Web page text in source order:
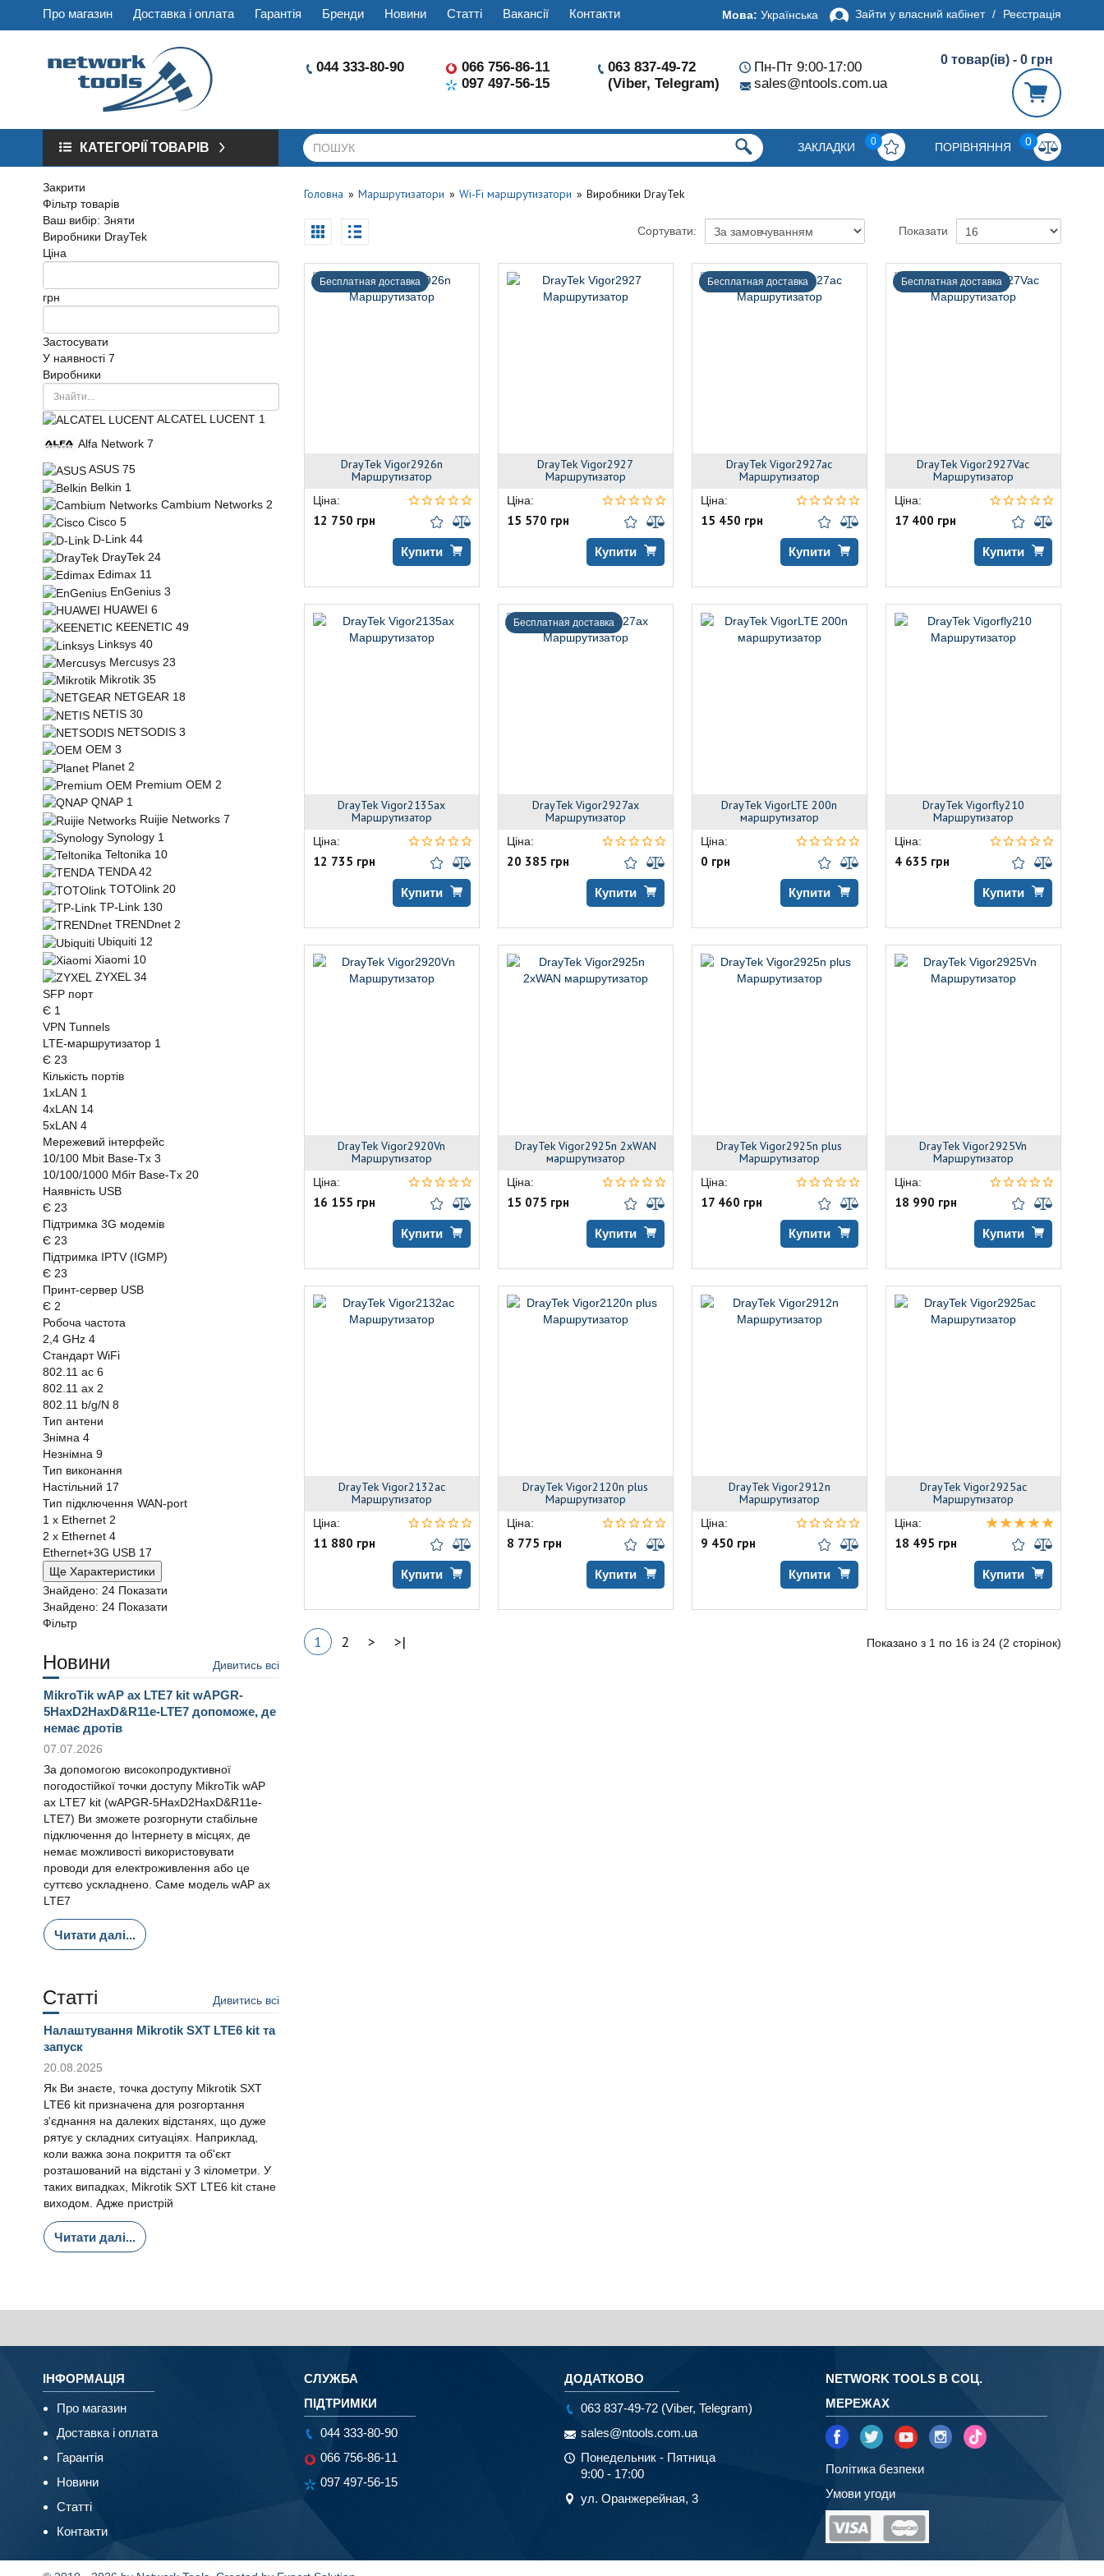
Про магазин Доставка і оплата Гарантія Бренди Новини Статті Вакансії Контакти Мова: Українська Зайти у власний кабінет / Реєстрація
044 333-80-90
066 756-86-11
097 497-56-15
063 837-49-72
(Viber, Telegram)
Пн-Пт 9:00-17:00
sales@ntools.com.ua
0 товар(ів) - 0 грн
КАТЕГОРІЇ ТОВАРІВ ЗАКЛАДКИ 0 ПОРІВНЯННЯ 0
Закрити
Фільтр товарів
Ваш вибір: Зняти
Виробники DrayTek
Ціна
грн
Застосувати
У наявності 7
Виробники
ALCATEL LUCENT 1
Alfa Network 7
ASUS 75
Belkin 1
Cambium Networks 2
Cisco 5
D-Link 44
DrayTek 24
Edimax 11
EnGenius 3
HUAWEI 6
KEENETIC 49
Linksys 40
Mercusys 23
Mikrotik 35
NETGEAR 18
NETIS 30
NETSODIS 3
OEM 3
Planet 2
Premium OEM 2
QNAP 1
Ruijie Networks 7
Synology 1
Teltonika 10
TENDA 42
TOTOlink 20
TP-Link 130
TRENDnet 2
Ubiquiti 12
Xiaomi 10
ZYXEL 34
SFP порт
Є 1
VPN Tunnels
LTE-маршрутизатор 1
Є 23
Кількість портів
1xLAN 1
4xLAN 14
5xLAN 4
Мережевий інтерфейс
10/100 Mbit Base-Tx 3
10/100/1000 Мбіт Base-Tx 20
Наявність USB
Є 23
Підтримка 3G модемів
Є 23
Підтримка IPTV (IGMP)
Є 23
Принт-сервер USB
Є 2
Робоча частота
2,4 GHz 4
Стандарт WiFi
802.11 ac 6
802.11 ax 2
802.11 b/g/N 8
Тип антени
Знімна 4
Незнімна 9
Тип виконання
Настільний 17
Тип підключення WAN-port
1 x Ethernet 2
2 x Ethernet 4
Ethernet+3G USB 17
Ще Характеристики
Знайдено: 24 Показати
Знайдено: 24 Показати
Фільтр
Новини Дивитись всі
MikroTik wAP ax LTE7 kit wAPGR-
5HaxD2HaxD&R11e-LTE7 допоможе, де
немає дротів
07.07.2026
За допомогою високопродуктивної
погодостійкої точки доступу MikroTik wAP
ax LTE7 kit (wAPGR-5HaxD2HaxD&R11e-
LTE7) Ви зможете розгорнути стабільне
підключення до Інтернету в місцях, де
немає можливості використовувати
проводи для електроживлення або це
суттєво ускладнено. Саме модель wAP ax
LTE7
Читати далі...
Статті Дивитись всі
Налаштування Mikrotik SXT LTE6 kit та
запуск
20.08.2025
Як Ви знаєте, точка доступу Mikrotik SXT
LTE6 kit призначена для розгортання
з'єднання на далеких відстанях, що дуже
рятує у складних ситуаціях. Наприклад,
коли важка зона покриття та об'єкт
розташований на відстані у 3 кілометри. У
таких випадках, Mikrotik SXT LTE6 kit стане
виходом. Адже пристрій
Читати далі...
Головна Маршрутизатори Wi-Fi маршрутизатори Виробники DrayTek
Сортувати: Показати
Бесплатная доставка
DrayTek Vigor2926n
Маршрутизатор
Ціна:
12 750 грн
Купити
DrayTek Vigor2927
Маршрутизатор
Ціна:
15 570 грн
Купити
Бесплатная доставка
DrayTek Vigor2927ac
Маршрутизатор
Ціна:
15 450 грн
Купити
Бесплатная доставка
DrayTek Vigor2927Vac
Маршрутизатор
Ціна:
17 400 грн
Купити
DrayTek Vigor2135ax
Маршрутизатор
Ціна:
12 735 грн
Купити
Бесплатная доставка
DrayTek Vigor2927ax
Маршрутизатор
Ціна:
20 385 грн
Купити
DrayTek VigorLTE 200n
маршрутизатор
Ціна:
0 грн
Купити
DrayTek Vigorfly210
Маршрутизатор
Ціна:
4 635 грн
Купити
DrayTek Vigor2920Vn
Маршрутизатор
Ціна:
16 155 грн
Купити
DrayTek Vigor2925n 2xWAN
маршрутизатор
Ціна:
15 075 грн
Купити
DrayTek Vigor2925n plus
Маршрутизатор
Ціна:
17 460 грн
Купити
DrayTek Vigor2925Vn
Маршрутизатор
Ціна:
18 990 грн
Купити
DrayTek Vigor2132ac
Маршрутизатор
Ціна:
11 880 грн
Купити
DrayTek Vigor2120n plus
Маршрутизатор
Ціна:
8 775 грн
Купити
DrayTek Vigor2912n
Маршрутизатор
Ціна:
9 450 грн
Купити
DrayTek Vigor2925ac
Маршрутизатор
Ціна:
18 495 грн
Купити
1 2 > >| Показано з 1 по 16 із 24 (2 сторінок)
ІНФОРМАЦІЯ
Про магазин
Доставка і оплата
Гарантія
Новини
Статті
Контакти
СЛУЖБА
ПІДТРИМКИ
044 333-80-90
066 756-86-11
097 497-56-15
ДОДАТКОВО
063 837-49-72 (Viber, Telegram)
sales@ntools.com.ua
Понедельник - Пятница
9:00 - 17:00
ул. Оранжерейная, 3
NETWORK TOOLS В СОЦ.
МЕРЕЖАХ
Політика безпеки
Умови угоди